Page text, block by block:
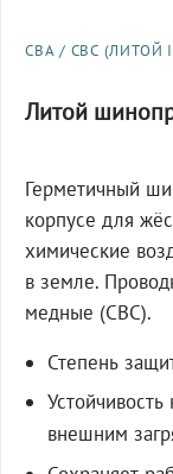
СВА / СВС (ЛИТОЙ
Литой
Герметичный
корпусе для
химические
в земле.
медные (СВС).
Степень
внешним